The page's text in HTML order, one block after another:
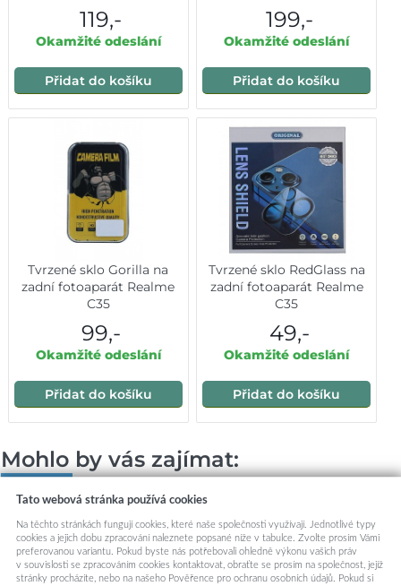
119,-
Okamžité odeslání
Přidat do košíku
199,-
Okamžité odeslání
Přidat do košíku
Tvrzené sklo Gorilla na
zadní fotoaparát Realme
C35
99,-
Okamžité odeslání
Přidat do košíku
Tvrzené sklo RedGlass na
zadní fotoaparát Realme
C35
49,-
Okamžité odeslání
Přidat do košíku
Mohlo by vás zajímat:
Tato webová stránka používá cookies
Na těchto stránkách fungují cookies, které naše společnosti využívají. Jednotlivé typy
cookies a jejich dobu zpracování naleznete popsané níže v tabulce. Zvolte prosím Vámi
preferovanou variantu. Pokud byste nás potřebovali ohledně výkonu vašich práv
v souvislosti se zpracováním cookies kontaktovat, obraťte se prosím na společnost, jejíž
stránky procházíte, nebo na našeho Pověřence pro ochranu osobních údajů. Pokud si